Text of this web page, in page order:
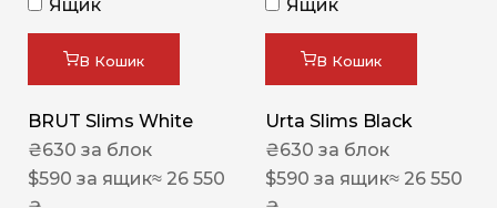
Ящик
В Кошик
BRUT Slims White
₴630 за блок
$590 за ящик≈ 26 550
Ящик
В Кошик
Urta Slims Black
₴630 за блок
$590 за ящик≈ 26 550